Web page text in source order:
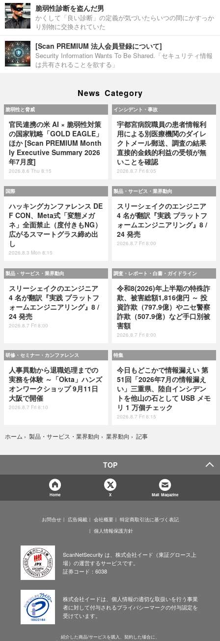
脆弱性診断を盗んだ男
かくして「良い診断」の定義が気づいたらいつの間にかすっか
り別物に交換されていた
[Scan PREMIUM 法人会員登録について]
Security Information Wants To Be Shared.「セキュリティ情報
は共有されることを欲する」
News Category
脆弱性と脅威
官民連携の米 AI × 脆弱性対策
の国家戦略「GOLD EAGLE」
ほか [Scan PREMIUM Month
ly Executive Summary 2026
年7月度]
2026.8.6 Thu 8:15
インシデント・事故
宇都宮病院職員の患者情報利
用による別医療機関のダイレ
クトメール郵送、調査の結果
直接的金銭的利益の受領が無
いことを確認
2026.8.7 Fri 8:05
国際
ハッキングカンファレンス DE
F CON、Meta式「変態メガ
ネ」全面禁止（度付きもNG）
広がるスマートグラス締め出
し
2026.8.3 Mon 8:15
製品・サービス・業界動向
スリーシェイクのエンジニア
4 名が翻訳『実践 プラットフ
ォームエンジニアリング』8 /
24 発売
2026.8.7 Fri 8:00
製品・サービス・業界動向
スリーシェイクのエンジニア
4 名が翻訳『実践 プラットフ
ォームエンジニアリング』8 /
24 発売
2026.8.7 Fri 8:00
調査・レポート・白書・ガイドライン
令和8(2026)年上半期の特殊詐
欺、被害総額1,816億円 ～ 投
資詐欺（797.9億）やニセ警察
詐欺（507.9億）など手口別被
害額
2026.8.7 Fri 8:00
研修・セミナー・カンファレンス
人事異動から退職処理までの
実務を体験 ～「Okta」ハンズ
オンワークショップ 9月11日
大阪で開催
2026.8.7 Fri 8:10
特集
今日もどこかで情報漏えい 第
51回「2026年7月の情報漏え
い」三重県、陸自インシデン
トを他山の石として USB メモ
リ 1 万個チェック
2026.8.7 Fri 8:15
ホーム › 製品・サービス・業界動向 › 業界動向 › 記事
TOP
Home X Mail Magazine
お問合せ 広告掲載 会社概要
特定商取引法に基づく表記
個人情報保護方針
ScanNetSecurity は、株式会社イード（東証グロース上
場）の運営するサービスです。
証券コード：6038
株式会社イードは、個人情報の適切な取扱いを行う事業
者に対して付与されるプライバシーマークの付与認定を
受けています。
紹介した商品/サービスを購入、契約した場合に、